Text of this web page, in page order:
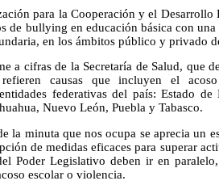
para la Cooperación y el
de bullying en educación básica con
en los ámbitos público y privado
a cifras de la Secretaría de Salud, que
causas que incluyen el
federativas del país: Estado
Nuevo León, Puebla y Tabasco.
la minuta que nos ocupa se aprecia un
de medidas eficaces para superar
Poder Legislativo deben ir en
escolar o violencia.